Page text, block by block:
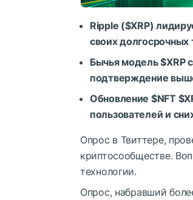
Ripple ($XRP)
своих долгосрочных
Бычья модель$XRP
подтверждение
Обновление $NFT
пользователей и
Опрос в Твиттере,
криптосообществе.
технологии.
Опрос, набравший